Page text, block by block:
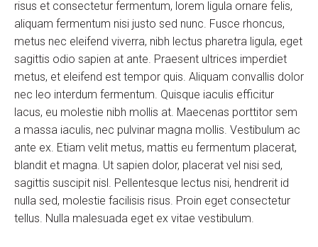
risus et consectetur fermentum, lorem ligula ornare felis,
aliquam fermentum nisi justo sed nunc. Fusce rhoncus,
metus nec eleifend viverra, nibh lectus pharetra ligula, eget
sagittis odio sapien at ante. Praesent ultrices imperdiet
metus, et eleifend est tempor quis. Aliquam convallis dolor
nec leo interdum fermentum. Quisque iaculis efficitur
lacus, eu molestie nibh mollis at. Maecenas porttitor sem
a massa iaculis, nec pulvinar magna mollis. Vestibulum ac
ante ex. Etiam velit metus, mattis eu fermentum placerat,
blandit et magna. Ut sapien dolor, placerat vel nisi sed,
sagittis suscipit nisl. Pellentesque lectus nisi, hendrerit id
nulla sed, molestie facilisis risus. Proin eget consectetur
tellus. Nulla malesuada eget ex vitae vestibulum.